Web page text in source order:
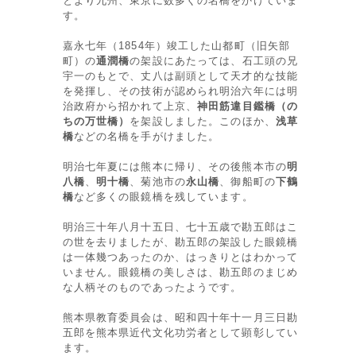
す。
嘉永七年（1854年）竣工した山都町（旧矢部
町）の通潤橋の架設にあたっては、石工頭の兄
宇一のもとで、丈八は副頭として天才的な技能
を発揮し、その技術が認められ明治六年には明
治政府から招かれて上京、神田筋違目鑑橋（の
ちの万世橋） を架設しました。このほか、 浅草
橋などの名橋を手がけました。
明治七年夏には熊本に帰り、その後熊本市の明
八橋
明十橋 、菊池市の永山橋 、御船町の下鶴
橋など多くの眼鏡橋を残しています。
明治三十年八月十五日、七十五歳で勘五郎はこ
の世を去りましたが、勘五郎の架設した眼鏡橋
は一体幾つあったのか、はっきりとはわかって
いません。眼鏡橋の美しさは、勘五郎のまじめ
な人柄そのものであったようです。
熊本県教育委員会は、昭和四十年十一月三日勘
五郎を熊本県近代文化功労者として顕彰してい
ます。